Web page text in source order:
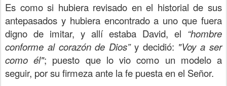
Es como si hubiera revisado en el historial de sus
antepasados y hubiera encontrado a uno que fuera
digno de imitar, y allí estaba David, el “hombre
conforme al corazón de Dios”y decidió: "Voy a ser
como él"; puesto que lo vio como un modelo a
seguir, por su firmeza ante la fe puesta en el Señor.